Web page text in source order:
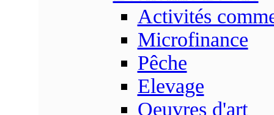
Activités
Microfinance
Pêche
Elevage
Oeuvres d'art